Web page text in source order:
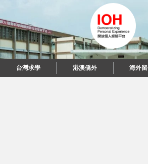
台灣求學 港澳僑外 海外